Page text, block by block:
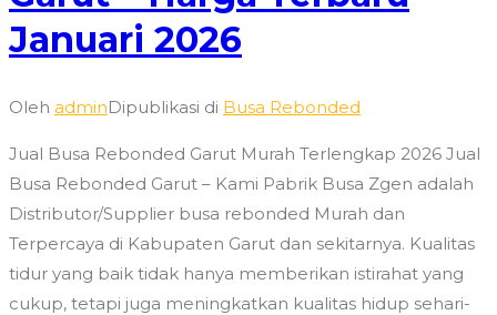
Januari 2026
Oleh adminDipublikasi di Busa Rebonded
Jual Busa Rebonded Garut Murah Terlengkap 2026 Jual
Busa Rebonded Garut – Kami Pabrik Busa Zgen adalah
Distributor/Supplier busa rebonded Murah dan
Terpercaya di Kabupaten Garut dan sekitarnya. Kualitas
tidur yang baik tidak hanya memberikan istirahat yang
cukup, tetapi juga meningkatkan kualitas hidup sehari-